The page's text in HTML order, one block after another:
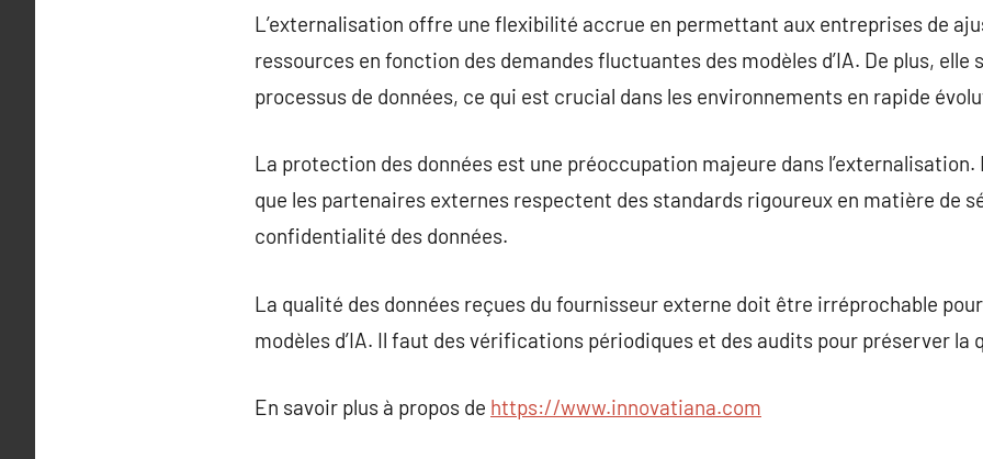
L’externalisation offre une flexibilité accrue en permettant aux entreprises de
ressources en fonction des demandes fluctuantes des modèles d’IA. De plus,
processus de données, ce qui est crucial dans les environnements en rapide
La protection des données est une préoccupation majeure dans
que les partenaires externes respectent des standards rigoureux en matière de
confidentialité des données.
La qualité des données reçues du fournisseur externe doit être irréprochable
modèles d’IA. Il faut des vérifications périodiques et des audits pour préserver la
En savoir plus à propos de https://www.innovatiana.com